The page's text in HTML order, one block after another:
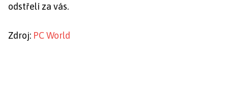
odstřelí za vás.
Zdroj: PC World